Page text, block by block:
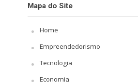
Mapa do Site
Home
Empreendedorismo
Tecnologia
Economia